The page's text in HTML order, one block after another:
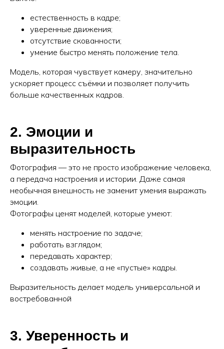
естественность в кадре;
уверенные движения;
отсутствие скованности;
умение быстро менять положение тела.
Модель, которая чувствует камеру, значительно
ускоряет процесс съёмки и позволяет получить
больше качественных кадров.
2. Эмоции и
выразительность
Фотография — это не просто изображение человека,
а передача настроения и истории. Даже самая
необычная внешность не заменит умения выражать
эмоции.
Фотографы ценят моделей, которые умеют:
менять настроение по задаче;
работать взглядом;
передавать характер;
создавать живые, а не «пустые» кадры.
Выразительность делает модель универсальной и
востребованной
3. Уверенность и